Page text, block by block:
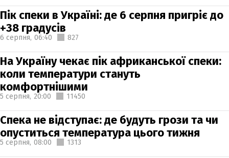
Пік спеки в Україні: де 6 серпня пригріє до
+38 градусів
6 серпня, 06:40 827
На Україну чекає пік африканської спеки:
коли температури стануть
комфортнішими
5 серпня, 20:00 11450
Спека не відступає: де будуть грози та чи
опуститься температура цього тижня
5 серпня, 08:00 1313